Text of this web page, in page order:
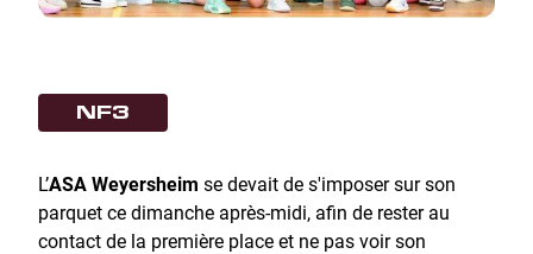
NF3
L’ASA Weyersheim se devait de s'imposer sur son
parquet ce dimanche après-midi, afin de rester au
contact de la première place et ne pas voir son